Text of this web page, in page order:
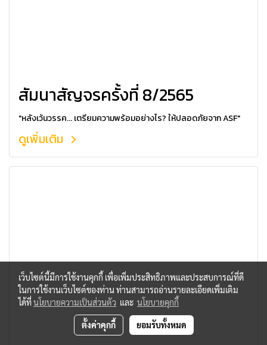
สัมนาสัญจรครั้งที่ 8/2565
"หลังเว้นวรรค... เตรียมความพร้อมอย่างไร? ให้ปลอดภัยจาก ASF"
ดูเพิ่มเติม
เว็บไซต์นี้มีการใช้งานคุกกี้ เพื่อเพิ่มประสิทธิภาพและประสบการณ์ที่ดี
ในการใช้งานเว็บไซต์ของท่าน ท่านสามารถอ่านรายละเอียดเพิ่มเติม
ได้ที่นโยบายความเป็นส่วนตัว และ นโยบายคุกกี้
ตั้งค่าคุกกี้ ยอมรับทั้งหมด